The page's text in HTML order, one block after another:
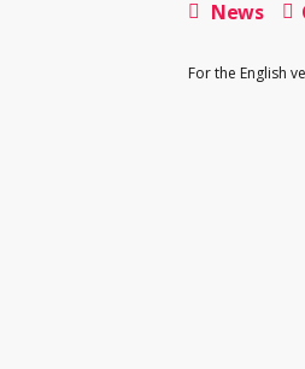
News
For the English